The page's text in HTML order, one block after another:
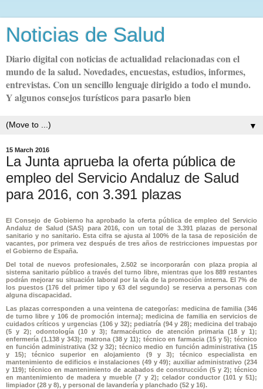
Noticias de Salud
Diario digital con noticias de actualidad relacionadas con el
mundo de la salud. Novedades, encuestas, estudios, informes,
entrevistas. Con un sencillo lenguaje dirigido a todo el mundo.
Y algunos consejos turísticos para pasarlo bien
▼
15 March 2016
La Junta aprueba la oferta pública de
empleo del Servicio Andaluz de Salud
para 2016, con 3.391 plazas
El Consejo de Gobierno ha aprobado la oferta pública de empleo del Servicio
Andaluz de Salud (SAS) para 2016, con un total de 3.391 plazas de personal
sanitario y no sanitario. Esta cifra se ajusta al 100% de la tasa de reposición de
vacantes, por primera vez después de tres años de restricciones impuestas por
el Gobierno de España.
Del total de nuevos profesionales, 2.502 se incorporarán con plaza propia al
sistema sanitario público a través del turno libre, mientras que los 889 restantes
podrán mejorar su situación laboral por la vía de la promoción interna. El 7% de
los puestos (176 del primer tipo y 63 del segundo) se reserva a personas con
alguna discapacidad.
Las plazas corresponden a una veintena de categorías: medicina de familia (346
de turno libre y 106 de promoción interna); medicina de familia en servicios de
cuidados críticos y urgencias (106 y 32); pediatría (94 y 28); medicina del trabajo
(5 y 2); odontología (10 y 3); farmacéutico de atención primaria (18 y 1);
enfermería (1.138 y 343); matrona (38 y 11); técnico en farmacia (15 y 5); técnico
en función administrativa (32 y 32); técnico medio en función administrativa (15
y 15); técnico superior en alojamiento (9 y 3); técnico especialista en
mantenimiento de edificios e instalaciones (49 y 49); auxiliar administrativo (234
y 119); técnico en mantenimiento de acabados de construcción (5 y 2); técnico
en mantenimiento de madera y mueble (7 y 2); celador conductor (101 y 51);
limpiador (28 y 8), y personal de lavandería y planchado (52 y 16).